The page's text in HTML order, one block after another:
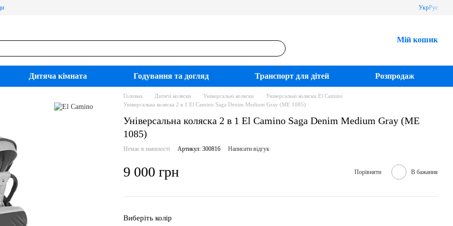
УкрРус
Мій кошик
Дитяча кімната Годування та догляд Транспорт для дітей Розпродаж
Головна Дитячі коляски Універсальні коляски
Універсальні коляски El Camino
Універсальна коляска 2 в 1 El Camino Saga Denim Medium Gray (ME 1085)
Універсальна коляска 2 в 1 El Camino Saga Denim Medium Gray (ME
1085)
Немає в наявності Артикул: 300816 Написати відгук
9 000 грн Порівняти В бажання
Виберіть колір